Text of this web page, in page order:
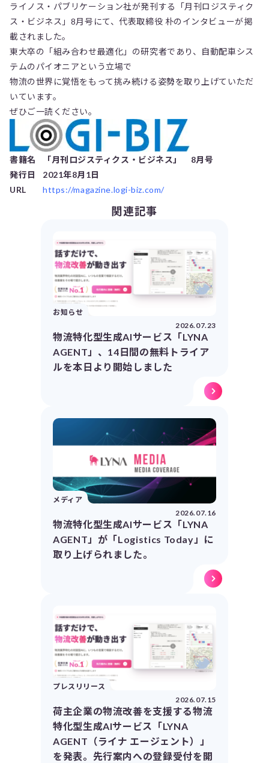
ライノス・パブリケーション社が発刊する「月刊ロジスティク
ス・ビジネス」8月号にて、代表取締役 朴のインタビューが掲
載されました。
東大卒の「組み合わせ最適化」の研究者であり、自動配車シス
テムのパイオニアという立場で
物流の世界に覚悟をもって挑み続ける姿勢を取り上げていただ
いています。
ぜひご一読ください。
書籍名
「月刊ロジスティクス・ビジネス」 8月号
発行日
2021年8月1日
URL
https://magazine.logi-biz.com/
関連記事
お知らせ
2026.07.23
物流特化型生成AIサービス「LYNA
AGENT」、14日間の無料トライア
ルを本日より開始しました
メディア
2026.07.16
物流特化型生成AIサービス「LYNA
AGENT」が「Logistics Today」に
取り上げられました。
プレスリリース
2026.07.15
荷主企業の物流改善を支援する物流
特化型生成AIサービス「LYNA
AGENT（ライナ エージェント）」
を発表。先行案内への登録受付を開